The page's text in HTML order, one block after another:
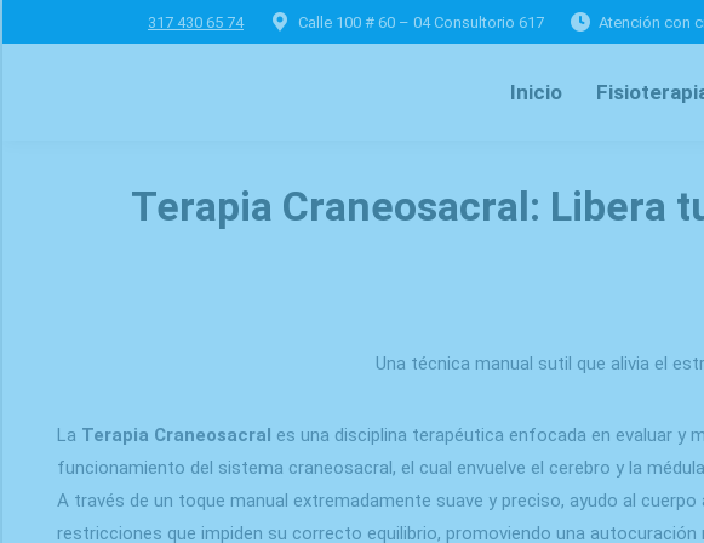
317 430 65 74 Calle 100 # 60 – 04 Consultorio 617 Atención con
Inicio
Terapia Craneosacral: Libera
Una técnica manual sutil que alivia el
La Terapia Craneosacral es una disciplina terapéutica enfocada en evaluar y
funcionamiento del sistema craneosacral, el cual envuelve el cerebro y la
A través de un toque manual extremadamente suave y preciso, ayudo al cuerpo
restricciones que impiden su correcto equilibrio, promoviendo una autocuración